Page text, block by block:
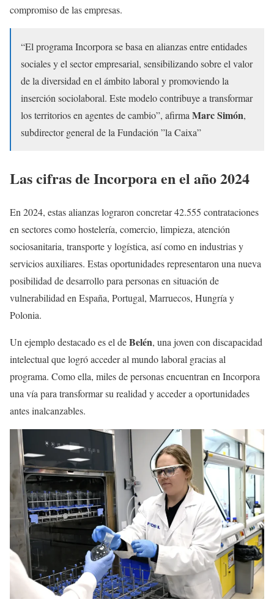
compromiso de las empresas.
“El programa Incorpora se basa en alianzas entre entidades
sociales y el sector empresarial, sensibilizando sobre el valor
de la diversidad en el ámbito laboral y promoviendo la
inserción sociolaboral. Este modelo contribuye a transformar
los territorios en agentes de cambio”, afirmaMarc Simón,
subdirector general de la Fundación ”la Caixa”
Las cifras de Incorpora en el año 2024
En 2024, estas alianzas lograron concretar 42.555 contrataciones
en sectores como hostelería, comercio, limpieza, atención
sociosanitaria, transporte y logística, así como en industrias y
servicios auxiliares. Estas oportunidades representaron una nueva
posibilidad de desarrollo para personas en situación de
vulnerabilidad en España, Portugal, Marruecos, Hungría y
Polonia.
Un ejemplo destacado es el deBelén, una joven con discapacidad
intelectual que logró acceder al mundo laboral gracias al
programa. Como ella, miles de personas encuentran en Incorpora
una vía para transformar su realidad y acceder a oportunidades
antes inalcanzables.